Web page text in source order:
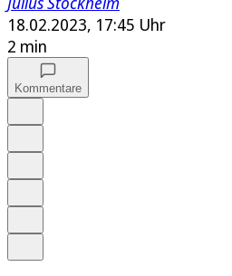
18.02.2023, 17:45 Uhr
2 min
Kommentare